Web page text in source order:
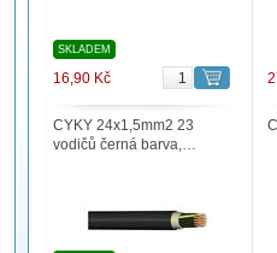
SKLADEM
16,90 Kč
CYKY 24x1,5mm2 23
vodičů černá barva,…